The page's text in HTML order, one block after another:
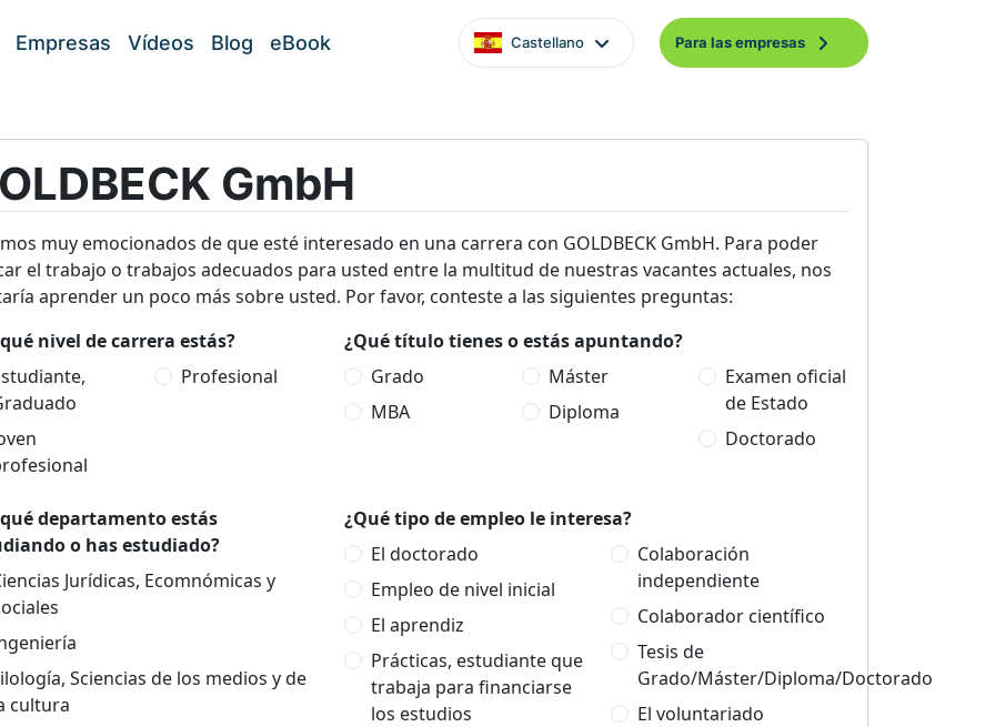
Empresas Vídeos Blog eBook Castellano Para las empresas
GmbH
muy emocionados de que esté interesado en una carrera con GOLDBECK GmbH. Para poder
el trabajo o trabajos adecuados para usted entre la multitud de nuestras vacantes actuales, nos
aprender un poco más sobre usted. Por favor, conteste a las siguientes preguntas:
nivel de carrera estás?
Profesional
¿Qué título tienes o estás apuntando?
Grado
MBA
Máster
Diploma
Examen oficial
de Estado
Doctorado
qué departamento estás
o has estudiado?
Jurídicas, Ecomnómicas y
Sciencias de los medios y de
cultura
¿Qué tipo de empleo le interesa?
El doctorado
Empleo de nivel inicial
El aprendiz
Prácticas, estudiante que
trabaja para financiarse
los estudios
Colaboración
independiente
Colaborador científico
Tesis de
Grado/Máster/Diploma/Doctorado
El voluntariado